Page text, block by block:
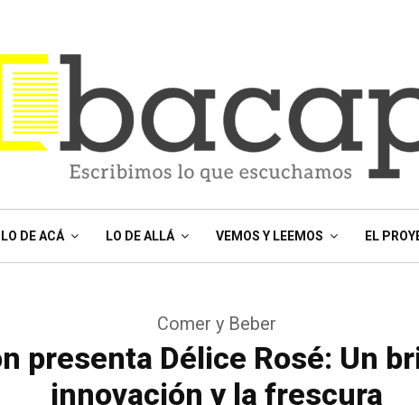
LO DE ACÁ LO DE ALLÁ VEMOS Y LEEMOS EL
Comer y Beber
presenta Délice Rosé: Un
innovación y la frescura